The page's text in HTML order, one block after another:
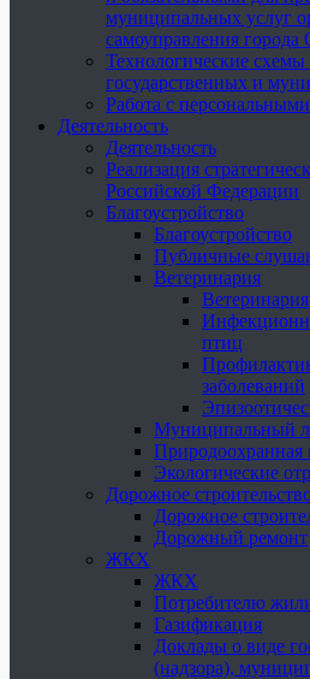
муниципальных услуг
самоуправления города
Технологические схемы
государственных и
Работа с
Деятельность
Деятельность
Реализация
Российской Федерации
Благоустройство
Благоустройство
Публичные
Ветеринария
Ветеринария
птиц
заболеваний
Муниципальный
Природоохранная
Экологические
Дорожное
Дорожное
Дорожный ремонт
ЖКХ
ЖКХ
Потребителю
Газификация
Доклады о виде
(надзора),